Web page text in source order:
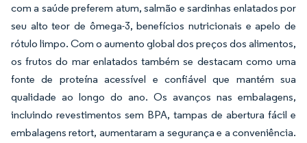
com a saúde preferem atum, salmão e sardinhas enlatados por
seu alto teor de ômega-3, benefícios nutricionais e apelo de
rótulo limpo. Com o aumento global dos preços dos alimentos,
os frutos do mar enlatados também se destacam como uma
fonte de proteína acessível e confiável que mantém sua
qualidade ao longo do ano. Os avanços nas embalagens,
incluindo revestimentos sem BPA, tampas de abertura fácil e
embalagens retort, aumentaram a segurança e a conveniência.